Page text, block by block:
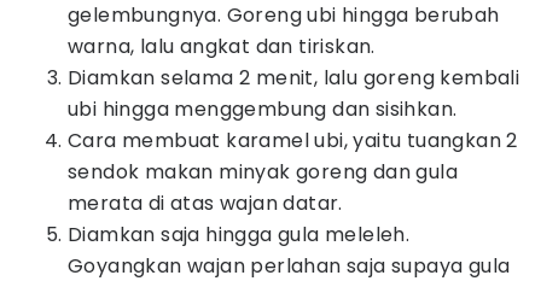
gelembungnya. Goreng ubi hingga berubah
warna, lalu angkat dan tiriskan.
Diamkan selama 2 menit, lalu goreng kembali
ubi hingga menggembung dan sisihkan.
Cara membuat karamel ubi, yaitu tuangkan 2
sendok makan minyak goreng dan gula
merata di atas wajan datar.
Diamkan saja hingga gula meleleh.
Goyangkan wajan perlahan saja supaya gula